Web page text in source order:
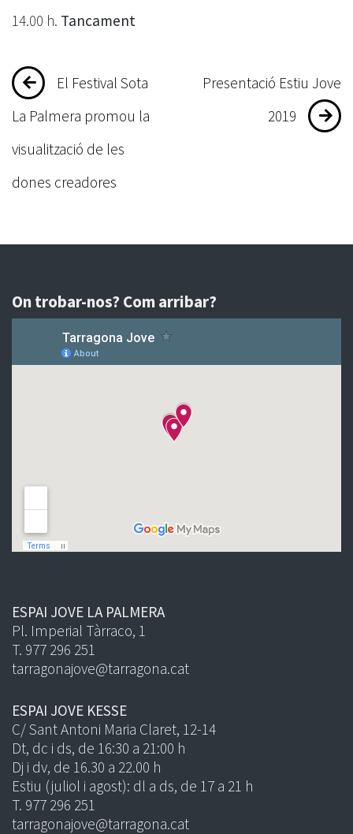
14.00 h. Tancament
Navegació
d'entrades
El Festival Sota
La Palmera promou la
visualització de les
dones creadores
Presentació Estiu Jove
2019
On trobar-nos? Com arribar?
ESPAI JOVE LA PALMERA
Pl. Imperial Tàrraco, 1
T. 977 296 251
tarragonajove@tarragona.cat
ESPAI JOVE KESSE
C/ Sant Antoni Maria Claret, 12-14
Dt, dc i ds, de 16:30 a 21:00 h
Dj i dv, de 16.30 a 22.00 h
Estiu (juliol i agost): dl a ds, de 17 a 21 h
T. 977 296 251
tarragonajove@tarragona.cat